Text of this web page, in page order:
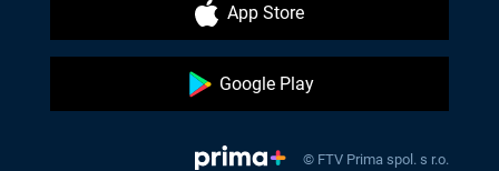
App Store
Google Play
© FTV Prima spol. s r.o.